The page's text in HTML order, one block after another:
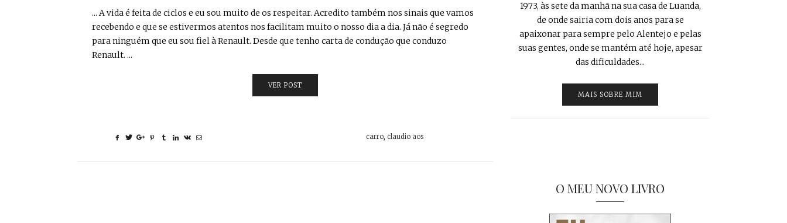
... A vida é feita de ciclos e eu sou muito de os respeitar. Acredito também nos sinais que vamos
recebendo e que se estivermos atentos nos facilitam muito o nosso dia a dia. Já não é segredo
para ninguém que eu sou fiel à Renault. Desde que tenho carta de condução que conduzo
Renault. ...
VER POST
carro, claudio aos
1973, às sete da manhã na sua casa de Luanda,
de onde sairia com dois anos para se
apaixonar para sempre pelo Alentejo e pelas
suas gentes, onde se mantém até hoje, apesar
das dificuldades...
MAIS SOBRE MIM
O MEU NOVO LIVRO